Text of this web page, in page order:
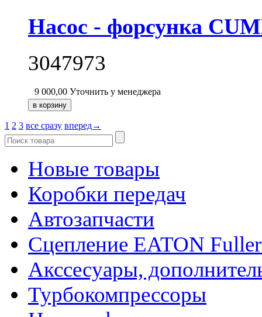
Насос - форсунка
3047973
9 000,00 Уточнить у менеджера
1 2 3 все сразу вперед→
Новые товары
Коробки передач
Автозапчасти
Сцепление EATON
Акссесуары,
Турбокомпрессоры